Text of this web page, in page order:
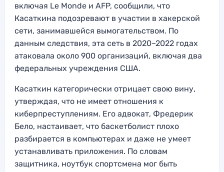
включая Le Monde и AFP, сообщили, что
Касаткина подозревают в участии в хакерской
сети, занимавшейся вымогательством. По
данным следствия, эта сеть в 2020–2022 годах
атаковала около 900 организаций, включая два
федеральных учреждения США.
Касаткин категорически отрицает свою вину,
утверждая, что не имеет отношения к
киберпреступлениям. Его адвокат, Фредерик
Бело, настаивает, что баскетболист плохо
разбирается в компьютерах и даже не умеет
устанавливать приложения. По словам
защитника, ноутбук спортсмена мог быть